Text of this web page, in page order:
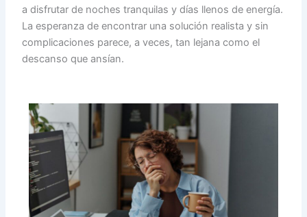
a disfrutar de noches tranquilas y días llenos de energía.
La esperanza de encontrar una solución realista y sin
complicaciones parece, a veces, tan lejana como el
descanso que ansían.